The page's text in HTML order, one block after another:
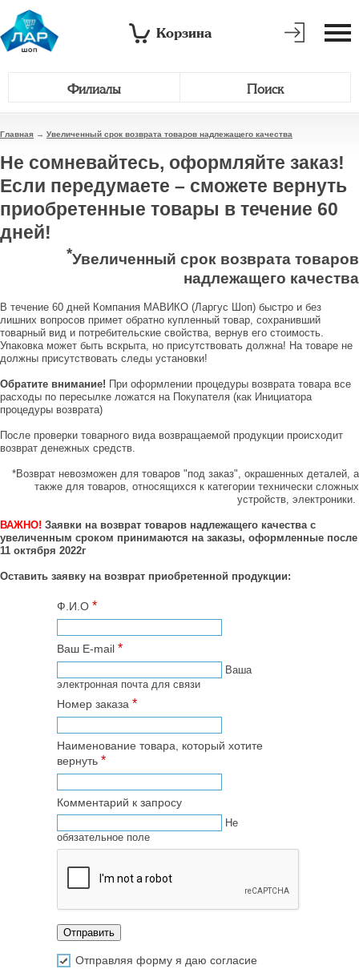
Корзина
Филиалы Поиск
Главная → Увеличенный срок возврата товаров надлежащего качества
Не сомневайтесь, оформляйте заказ!
Если передумаете – сможете вернуть
приобретенные товары в течение 60
дней!
*Увеличенный срок возврата товаров
надлежащего качества
В течение 60 дней Компания МАВИКО (Ларгус Шоп) быстро и без
лишних вопросов примет обратно купленный товар, сохранивший
товарный вид и потребительские свойства, вернув его стоимость.
Упаковка может быть вскрыта, но присутствовать должна! На товаре не
должны присутствовать следы установки!
Обратите внимание! При оформлении процедуры возврата товара все
расходы по пересылке ложатся на Покупателя (как Инициатора
процедуры возврата)
После проверки товарного вида возвращаемой продукции происходит
возврат денежных средств.
*Возврат невозможен для товаров "под заказ", окрашенных деталей, а
также для товаров, относящихся к категории технически сложных
устройств, электроники.
ВАЖНО! Заявки на возврат товаров надлежащего качества с
увеличенным сроком принимаются на заказы, оформленные после
11 октября 2022г
Оставить заявку на возврат приобретенной продукции:
Ф.И.О *
Ваш E-mail *
Ваша
электронная почта для связи
Номер заказа *
Наименование товара, который хотите
вернуть *
Комментарий к запросу
Не
обязательное поле
Отправляя форму я даю согласие